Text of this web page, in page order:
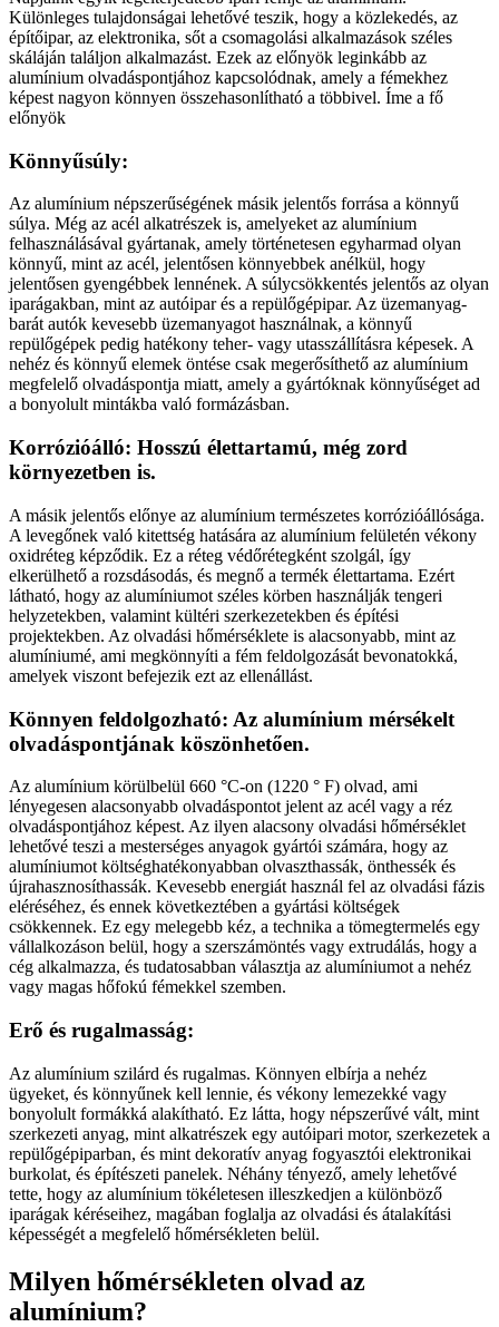
Különleges tulajdonságai lehetővé teszik, hogy a közlekedés, az
építőipar, az elektronika, sőt a csomagolási alkalmazások széles
skáláján találjon alkalmazást. Ezek az előnyök leginkább az
alumínium olvadáspontjához kapcsolódnak, amely a fémekhez
képest nagyon könnyen összehasonlítható a többivel. Íme a fő
előnyök
Könnyűsúly:
Az alumínium népszerűségének másik jelentős forrása a könnyű
súlya. Még az acél alkatrészek is, amelyeket az alumínium
felhasználásával gyártanak, amely történetesen egyharmad olyan
könnyű, mint az acél, jelentősen könnyebbek anélkül, hogy
jelentősen gyengébbek lennének. A súlycsökkentés jelentős az olyan
iparágakban, mint az autóipar és a repülőgépipar. Az üzemanyag-
barát autók kevesebb üzemanyagot használnak, a könnyű
repülőgépek pedig hatékony teher- vagy utasszállításra képesek. A
nehéz és könnyű elemek öntése csak megerősíthető az alumínium
megfelelő olvadáspontja miatt, amely a gyártóknak könnyűséget ad
a bonyolult mintákba való formázásban.
Korrózióálló: Hosszú élettartamú, még zord
környezetben is.
A másik jelentős előnye az alumínium természetes korrózióállósága.
A levegőnek való kitettség hatására az alumínium felületén vékony
oxidréteg képződik. Ez a réteg védőrétegként szolgál, így
elkerülhető a rozsdásodás, és megnő a termék élettartama. Ezért
látható, hogy az alumíniumot széles körben használják tengeri
helyzetekben, valamint kültéri szerkezetekben és építési
projektekben. Az olvadási hőmérséklete is alacsonyabb, mint az
alumíniumé, ami megkönnyíti a fém feldolgozását bevonatokká,
amelyek viszont befejezik ezt az ellenállást.
Könnyen feldolgozható: Az alumínium mérsékelt
olvadáspontjának köszönhetően.
Az alumínium körülbelül 660 °C-on (1220 ° F) olvad, ami
lényegesen alacsonyabb olvadáspontot jelent az acél vagy a réz
olvadáspontjához képest. Az ilyen alacsony olvadási hőmérséklet
lehetővé teszi a mesterséges anyagok gyártói számára, hogy az
alumíniumot költséghatékonyabban olvaszthassák, önthessék és
újrahasznosíthassák. Kevesebb energiát használ fel az olvadási fázis
eléréséhez, és ennek következtében a gyártási költségek
csökkennek. Ez egy melegebb kéz, a technika a tömegtermelés egy
vállalkozáson belül, hogy a szerszámöntés vagy extrudálás, hogy a
cég alkalmazza, és tudatosabban választja az alumíniumot a nehéz
vagy magas hőfokú fémekkel szemben.
Erő és rugalmasság:
Az alumínium szilárd és rugalmas. Könnyen elbírja a nehéz
ügyeket, és könnyűnek kell lennie, és vékony lemezekké vagy
bonyolult formákká alakítható. Ez látta, hogy népszerűvé vált, mint
szerkezeti anyag, mint alkatrészek egy autóipari motor, szerkezetek a
repülőgépiparban, és mint dekoratív anyag fogyasztói elektronikai
burkolat, és építészeti panelek. Néhány tényező, amely lehetővé
tette, hogy az alumínium tökéletesen illeszkedjen a különböző
iparágak kéréseihez, magában foglalja az olvadási és átalakítási
képességét a megfelelő hőmérsékleten belül.
Milyen hőmérsékleten olvad az
alumínium?